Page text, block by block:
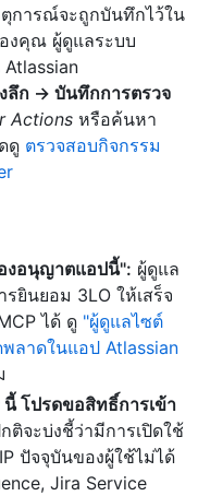
ตุการณ์จะถูกบันทึกไว้ใน
งคุณ ผู้ดูแลระบบ
ลึก → บันทึกการตรวจ
Actions หรือค้นหา
ดู ตรวจสอบกิจกรรม
งอนุญาตแอปนี้": ผู้ดูแล
ยินยอม 3LO ให้เสร็จ
ได้ ดู "ผู้ดูแลไซต์
าดในแอป Atlassian
โปรดขอสิทธิ์การเข้า
ติจะบ่งชี้ว่ามีการเปิดใช้
ปัจจุบันของผู้ใช้ไม่ได้
Jira Service